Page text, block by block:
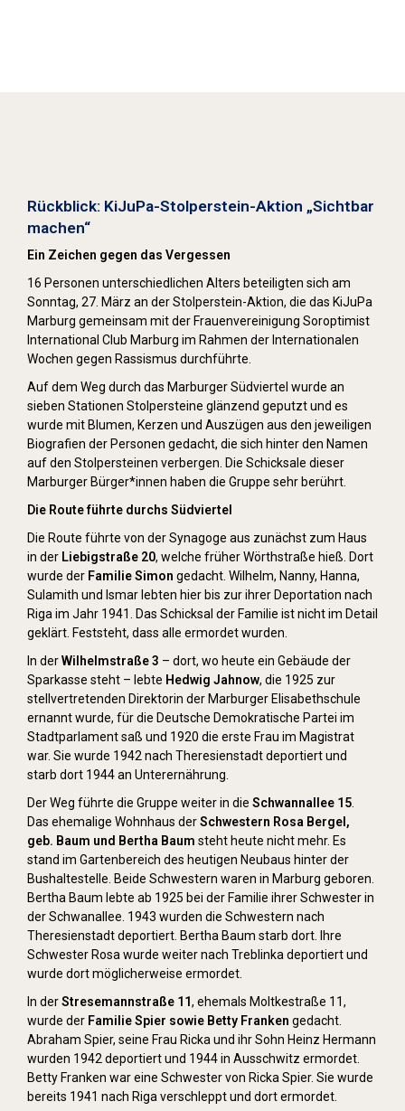
Rückblick: KiJuPa-Stolperstein-Aktion „Sichtbar
machen“
Ein Zeichen gegen das Vergessen
16 Personen unterschiedlichen Alters beteiligten sich am
Sonntag, 27. März an der Stolperstein-Aktion, die das KiJuPa
Marburg gemeinsam mit der Frauenvereinigung Soroptimist
International Club Marburg im Rahmen der Internationalen
Wochen gegen Rassismus durchführte.
Auf dem Weg durch das Marburger Südviertel wurde an
sieben Stationen Stolpersteine glänzend geputzt und es
wurde mit Blumen, Kerzen und Auszügen aus den jeweiligen
Biografien der Personen gedacht, die sich hinter den Namen
auf den Stolpersteinen verbergen. Die Schicksale dieser
Marburger Bürger*innen haben die Gruppe sehr berührt.
Die Route führte durchs Südviertel
Die Route führte von der Synagoge aus zunächst zum Haus
in der Liebigstraße 20, welche früher Wörthstraße hieß. Dort
wurde der Familie Simon gedacht. Wilhelm, Nanny, Hanna,
Sulamith und Ismar lebten hier bis zur ihrer Deportation nach
Riga im Jahr 1941. Das Schicksal der Familie ist nicht im Detail
geklärt. Feststeht, dass alle ermordet wurden.
In derWilhelmstraße 3 – dort, wo heute ein Gebäude der
Sparkasse steht – lebte Hedwig Jahnow, die 1925 zur
stellvertretenden Direktorin der Marburger Elisabethschule
ernannt wurde, für die Deutsche Demokratische Partei im
Stadtparlament saß und 1920 die erste Frau im Magistrat
war. Sie wurde 1942 nach Theresienstadt deportiert und
starb dort 1944 an Unterernährung.
Der Weg führte die Gruppe weiter in die Schwannallee 15
Das ehemalige Wohnhaus derSchwestern Rosa Bergel,
geb. Baum und Bertha Baum steht heute nicht mehr. Es
stand im Gartenbereich des heutigen Neubaus hinter der
Bushaltestelle. Beide Schwestern waren in Marburg geboren.
Bertha Baum lebte ab 1925 bei der Familie ihrer Schwester in
der Schwanallee. 1943 wurden die Schwestern nach
Theresienstadt deportiert. Bertha Baum starb dort. Ihre
Schwester Rosa wurde weiter nach Treblinka deportiert und
wurde dort möglicherweise ermordet.
In derStresemannstraße 11, ehemals Moltkestraße 11,
wurde der Familie Spier sowie Betty Franken gedacht.
Abraham Spier, seine Frau Ricka und ihr Sohn Heinz Hermann
wurden 1942 deportiert und 1944 in Ausschwitz ermordet.
Betty Franken war eine Schwester von Ricka Spier. Sie wurde
bereits 1941 nach Riga verschleppt und dort ermordet.